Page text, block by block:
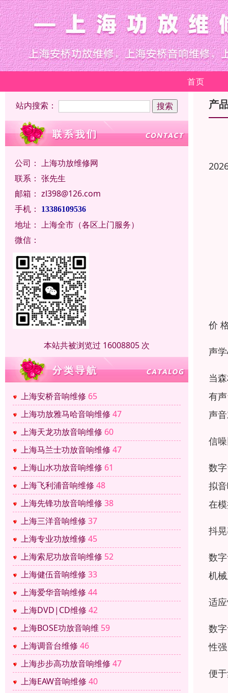
首页
站内搜索：
公司： 上海功放维修网
联系： 张先生
邮箱： zl398@126.com
手机：
13386109536
地址： 上海全市（各区上门服务）
微信：
本站共被浏览过 16008805 次
上海安桥音响维修 65
上海功放雅马哈音响维修 47
上海天龙功放音响维修 60
上海马兰士功放音响维修 47
上海山水功放音响维修 61
上海飞利浦音响维修 48
上海先锋功放音响维修 38
上海三洋音响维修 37
上海专业功放维修 45
上海索尼功放音响维修 52
上海健伍音响维修 33
上海爱华音响维修 44
上海DVD|CD维修 42
上海BOSE功放音响维 59
上海调音台维修 46
上海步步高功放音响维修 47
上海EAW音响维修 40
产
价
声
当
有
声
信
数
拟
在
抖
数
机
适
数
性
便